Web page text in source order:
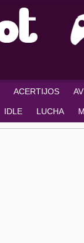
ACERTIJOS
IDLE LUCHA